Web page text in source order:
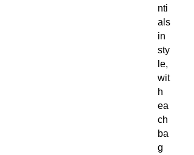
nti
als
in
sty
le,
wit
h
ea
ch
ba
g